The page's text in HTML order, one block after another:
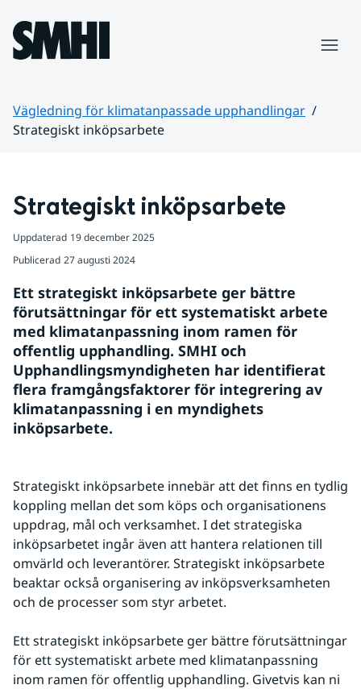
Hoppa till sidans innehåll
Vägledning för klimatanpassade upphandlingar
Strategiskt inköpsarbete
Strategiskt inköpsarbete
Uppdaterad 19 december 2025
Publicerad 27 augusti 2024
Ett strategiskt inköpsarbete ger bättre
förutsättningar för ett systematiskt arbete
med klimatanpassning inom ramen för
offentlig upphandling. SMHI och
Upphandlingsmyndigheten har identifierat
flera framgångsfaktorer för integrering av
klimatanpassning i en myndighets
inköpsarbete.
Strategiskt inköpsarbete innebär att det finns en tydlig
koppling mellan det som köps och organisationens
uppdrag, mål och verksamhet. I det strategiska
inköpsarbetet ingår även att hantera relationen till
omvärld och leverantörer. Strategiskt inköpsarbete
beaktar också organisering av inköpsverksamheten
och de processer som styr arbetet.
Ett strategiskt inköpsarbete ger bättre förutsättningar
för ett systematiskt arbete med klimatanpassning
inom ramen för offentlig upphandling. Givetvis kan ni